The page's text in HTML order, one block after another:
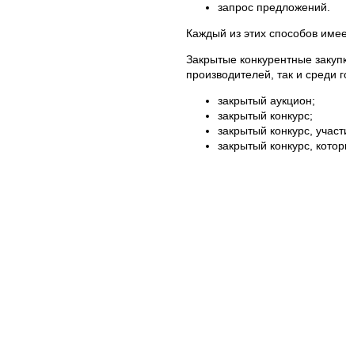
запрос предложений.
Каждый из этих способов
Закрытые конкурентные
производителей, так и среди
закрытый аукцион;
закрытый конкурс;
закрытый конкурс,
закрытый конкурс,